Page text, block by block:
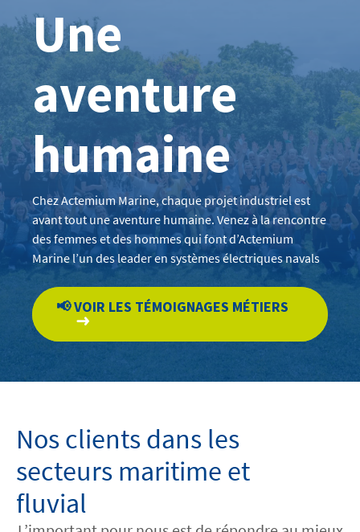
Une
aventure
humaine
Chez Actemium Marine, chaque projet industriel est
avant tout une aventure humaine. Venez à la rencontre
des femmes et des hommes qui font d’Actemium
Marine l’un des leader en systèmes électriques navals
📢 VOIR LES TÉMOIGNAGES MÉTIERS
Nos clients dans les
secteurs maritime et
fluvial